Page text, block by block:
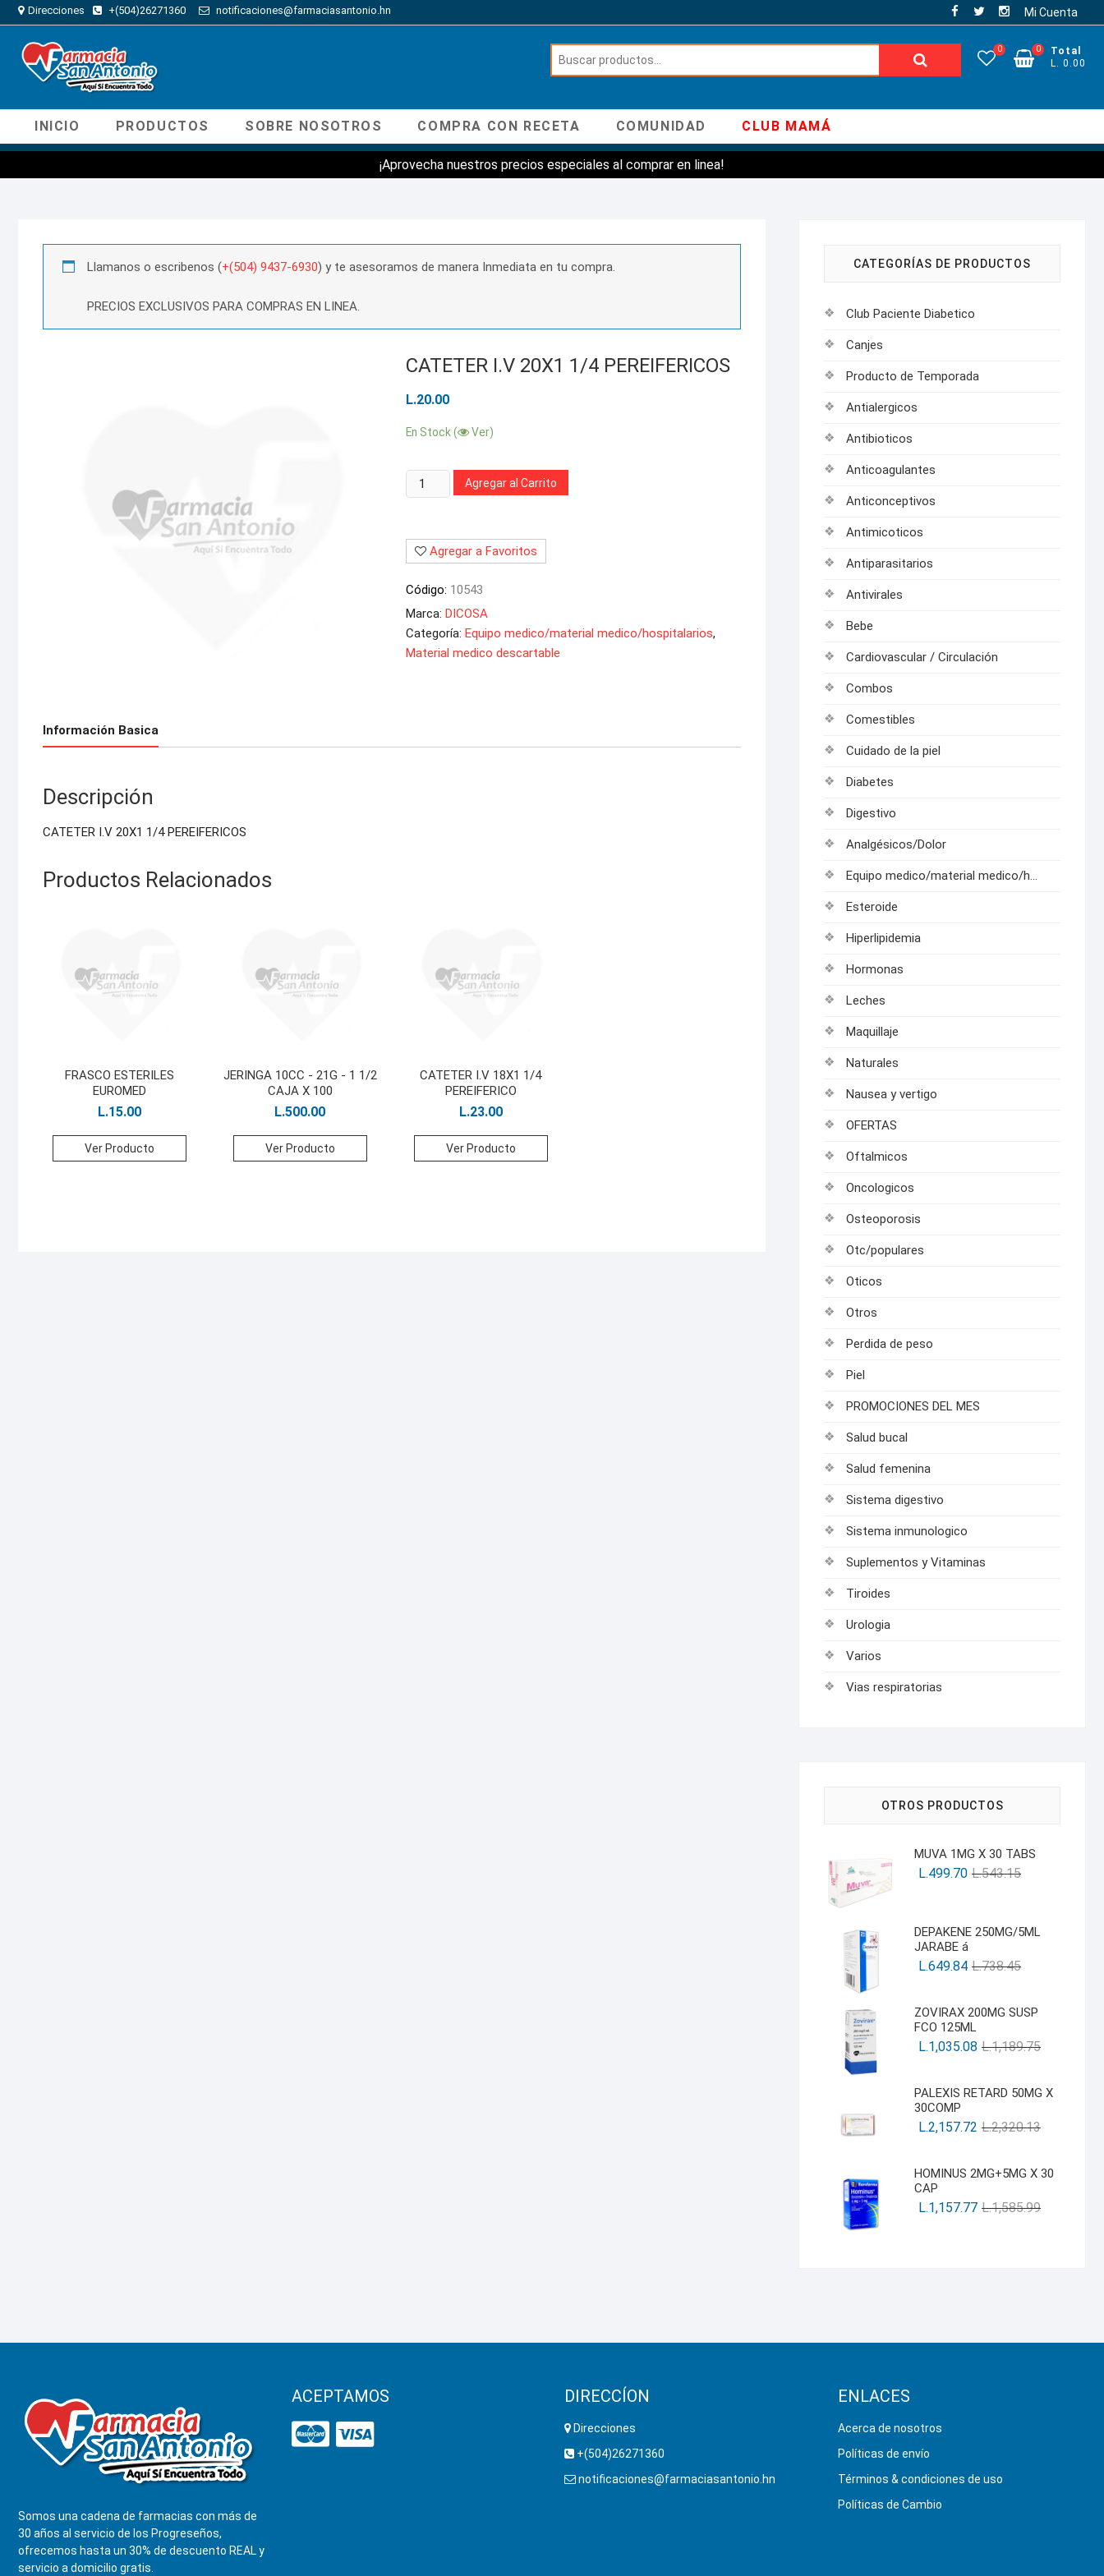
Direcciones +(504)26271360 notificaciones@farmaciasantonio.hn Mi Cuenta
Buscar: 0
Total
L. 0.00
0
INICIO PRODUCTOS SOBRE NOSOTROS COMPRA CON RECETA COMUNIDAD CLUB MAMÁ
¡Aprovecha nuestros precios especiales al comprar en linea!
Llamanos o escribenos (+(504) 9437-6930) y te asesoramos de manera Inmediata en tu compra.
PRECIOS EXCLUSIVOS PARA COMPRAS EN LINEA.
CATETER I.V 20X1 1/4 PEREIFERICOS
L.20.00
En Stock ( Ver)
Cantidad: Agregar al Carrito
Agregar a Favoritos
Código: 10543
Marca: DICOSA
Categoría: Equipo medico/material medico/hospitalarios,
Material medico descartable
Información Basica
Descripción
CATETER I.V 20X1 1/4 PEREIFERICOS
Productos Relacionados
FRASCO ESTERILES
EUROMED
L.15.00
Ver Producto
JERINGA 10CC - 21G - 1 1/2
CAJA X 100
L.500.00
Ver Producto
CATETER I.V 18X1 1/4
PEREIFERICO
L.23.00
Ver Producto
CATEGORÍAS DE PRODUCTOS
Club Paciente Diabetico
Canjes
Producto de Temporada
Antialergicos
Antibioticos
Anticoagulantes
Anticonceptivos
Antimicoticos
Antiparasitarios
Antivirales
Bebe
Cardiovascular / Circulación
Combos
Comestibles
Cuidado de la piel
Diabetes
Digestivo
Analgésicos/Dolor
Equipo medico/material medico/hospitalarios
Esteroide
Hiperlipidemia
Hormonas
Leches
Maquillaje
Naturales
Nausea y vertigo
OFERTAS
Oftalmicos
Oncologicos
Osteoporosis
Otc/populares
Oticos
Otros
Perdida de peso
Piel
PROMOCIONES DEL MES
Salud bucal
Salud femenina
Sistema digestivo
Sistema inmunologico
Suplementos y Vitaminas
Tiroides
Urologia
Varios
Vias respiratorias
OTROS PRODUCTOS
MUVA 1MG X 30 TABS
L.543.15
L.499.70
DEPAKENE 250MG/5ML
JARABE á
L.738.45
L.649.84
ZOVIRAX 200MG SUSP
FCO 125ML
L.1,189.75
L.1,035.08
PALEXIS RETARD 50MG X
30COMP
L.2,320.13
L.2,157.72
HOMINUS 2MG+5MG X 30
CAP
L.1,585.99
L.1,157.77
Somos una cadena de farmacias con más de
30 años al servicio de los Progreseños,
ofrecemos hasta un 30% de descuento REAL y
servicio a domicilio gratis.
ACEPTAMOS DIRECCÍON
Direcciones
+(504)26271360
notificaciones@farmaciasantonio.hn
ENLACES
Acerca de nosotros
Políticas de envío
Términos & condiciones de uso
Políticas de Cambio